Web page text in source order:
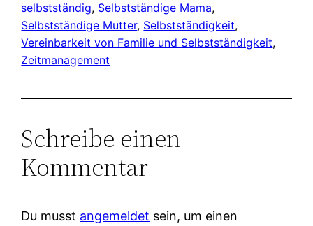
selbstständig, Selbstständige Mama
Selbstständige Mutter, Selbstständigkeit
Vereinbarkeit von Familie und Selbstständigkeit
Zeitmanagement
Schreibe einen
Kommentar
Du musst angemeldet sein, um einen